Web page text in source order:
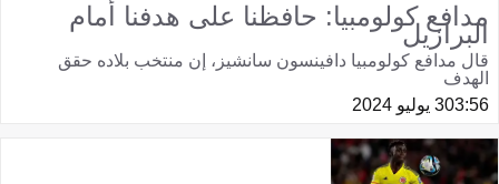
مدافع كولومبيا: حافظنا على هدفنا أمام
البرازيل
قال مدافع كولومبيا دافينسون سانشيز، إن منتخب بلاده حقق
الهدف
03:563 يوليو 2024